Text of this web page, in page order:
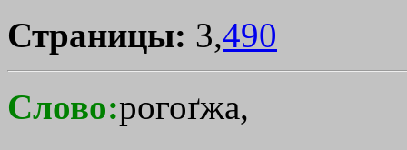
Страницы: 3,490
Слово:рогоґжа,